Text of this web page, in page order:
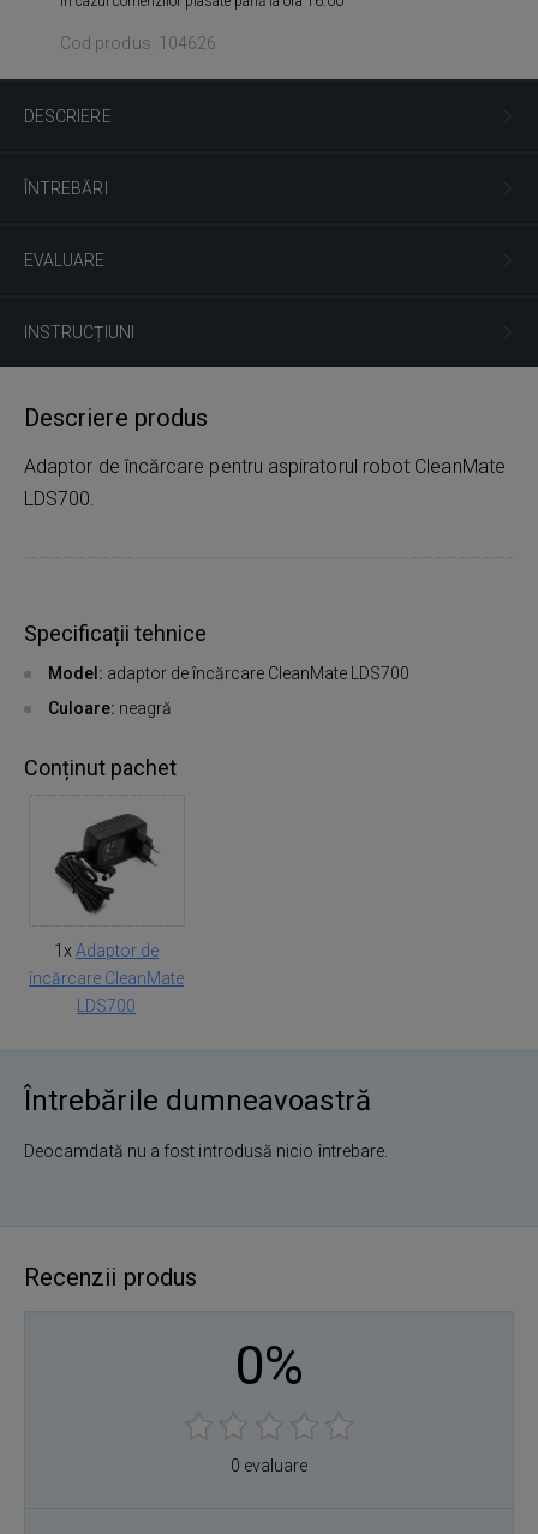
Cod produs: 104626
DESCRIERE
ÎNTREBĂRI
EVALUARE
INSTRUCȚIUNI
Descriere produs
Adaptor de încărcare pentru aspiratorul robot CleanMate
LDS700.
Specificații tehnice
Model: adaptor de încărcare CleanMate LDS700
Culoare: neagră
Conținut pachet
1x Adaptor de
încărcare CleanMate
LDS700
Întrebările dumneavoastră
Deocamdată nu a fost introdusă nicio întrebare.
Recenzii produs
0%
0 evaluare